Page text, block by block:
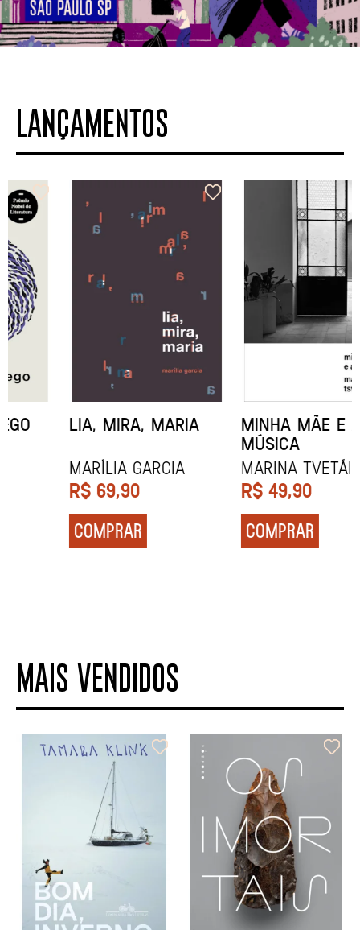
LANÇAMENTOS
MINHA MÃE E A
Marina Tvetáieva
49,90
COMPRAR
TODA CAIXA-PRETA
É LARANJA
Jeovanna Vieira
89,90
COMPRAR
MAIS VENDIDOS